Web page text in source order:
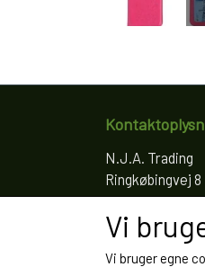
N.J.A. Trading
Ringkøbingvej 8
4200 Slagelse
Telefon:
CVR: 35022155
Vi
Vi bruger egne